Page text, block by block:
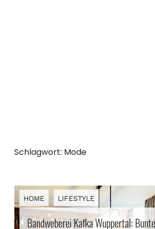
Schlagwort: Mode
HOME LIFESTYLE
Bandweberei Kafka Wuppertal: Bunte